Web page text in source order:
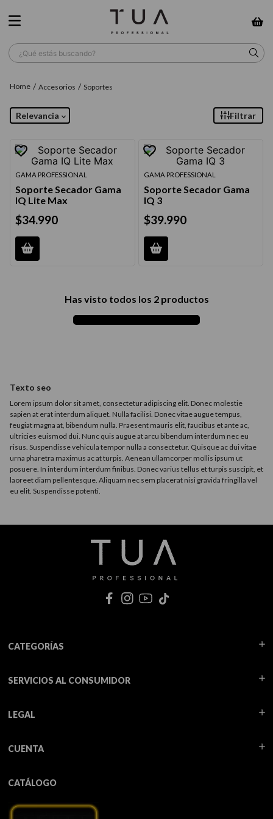
¿Qué estás buscando?
Accesorios Soportes
Relevancia Filtrar
GAMA PROFESSIONAL
Soporte Secador Gama
IQ Lite Max
$34.990
GAMA PROFESSIONAL
Soporte Secador Gama
IQ 3
$39.990
Has visto todos los 2productos
Texto seo
Lorem ipsum dolor sit amet, consectetur adipiscing elit. Donec molestie
sapien at erat interdum aliquet. Nulla facilisi. Donec vitae augue tempus,
feugiat magna at, bibendum nulla. Praesent mauris elit, faucibus et ante ac,
ultricies euismod dui. Nunc quis augue at arcu bibendum interdum nec eu
risus. Suspendisse vehicula tempor nulla a consectetur. Quisque ac dui vitae
urna pharetra maximus ac at turpis. Aenean ullamcorper mollis ipsum ut
posuere. In interdum interdum finibus. Donec varius tellus et turpis suscipit, et
laoreet diam pellentesque. Aliquam nec sem placerat nisi gravida fringilla vel
eu elit. Suspendisse potenti.
CATEGORÍAS
SERVICIOS AL CONSUMIDOR
LEGAL
CUENTA
CATÁLOGO
TÉRMINOS MÁS BUSCADOS
1. wella
farmavita
4. shampoo
5. cepillo
6. gama
7.
8.
protector térmico